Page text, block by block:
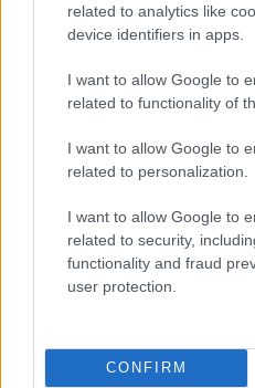
related to analytics like
device identifiers in apps.
I want to allow Google to
related to functionality of
I want to allow Google to
related to personalization.
I want to allow Google to
related to security,
functionality and fraud
user protection.
CONFIRM
Η FINMA βρίσκεται
την τράπεζα και έχει
πληροφορίες που
εποπτικό δίκαιο. Σε
FINMA επιβεβαιώνει
πληροί τις υψηλότερες
κεφαλαίου και
συστημικά
SNB θα παρέχει
ενεργή τράπεζα εάν
στενά τις εξελίξεις
επαφή με το